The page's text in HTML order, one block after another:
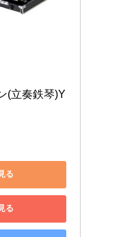
(立奏鉄琴)Y
る
る